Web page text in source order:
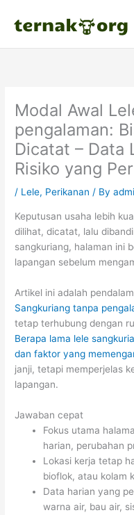
Modal Awal
pengalaman:
Dicatat – Data
Risiko yang
/ Lele, Perikanan / By
Keputusan usaha lebih
dilihat, dicatat, lalu
sangkuriang, halaman ini
lapangan sebelum
Artikel ini adalah
Sangkuriang tanpa
tetap terhubung dengan
Berapa lama lele
dan faktor yang
janji, tetapi memperjelas
lapangan.
Jawaban cepat
Fokus utama
harian, perubahan
Lokasi kerja tetap
bioflok, atau kolam
Data harian yang
warna air, bau air,